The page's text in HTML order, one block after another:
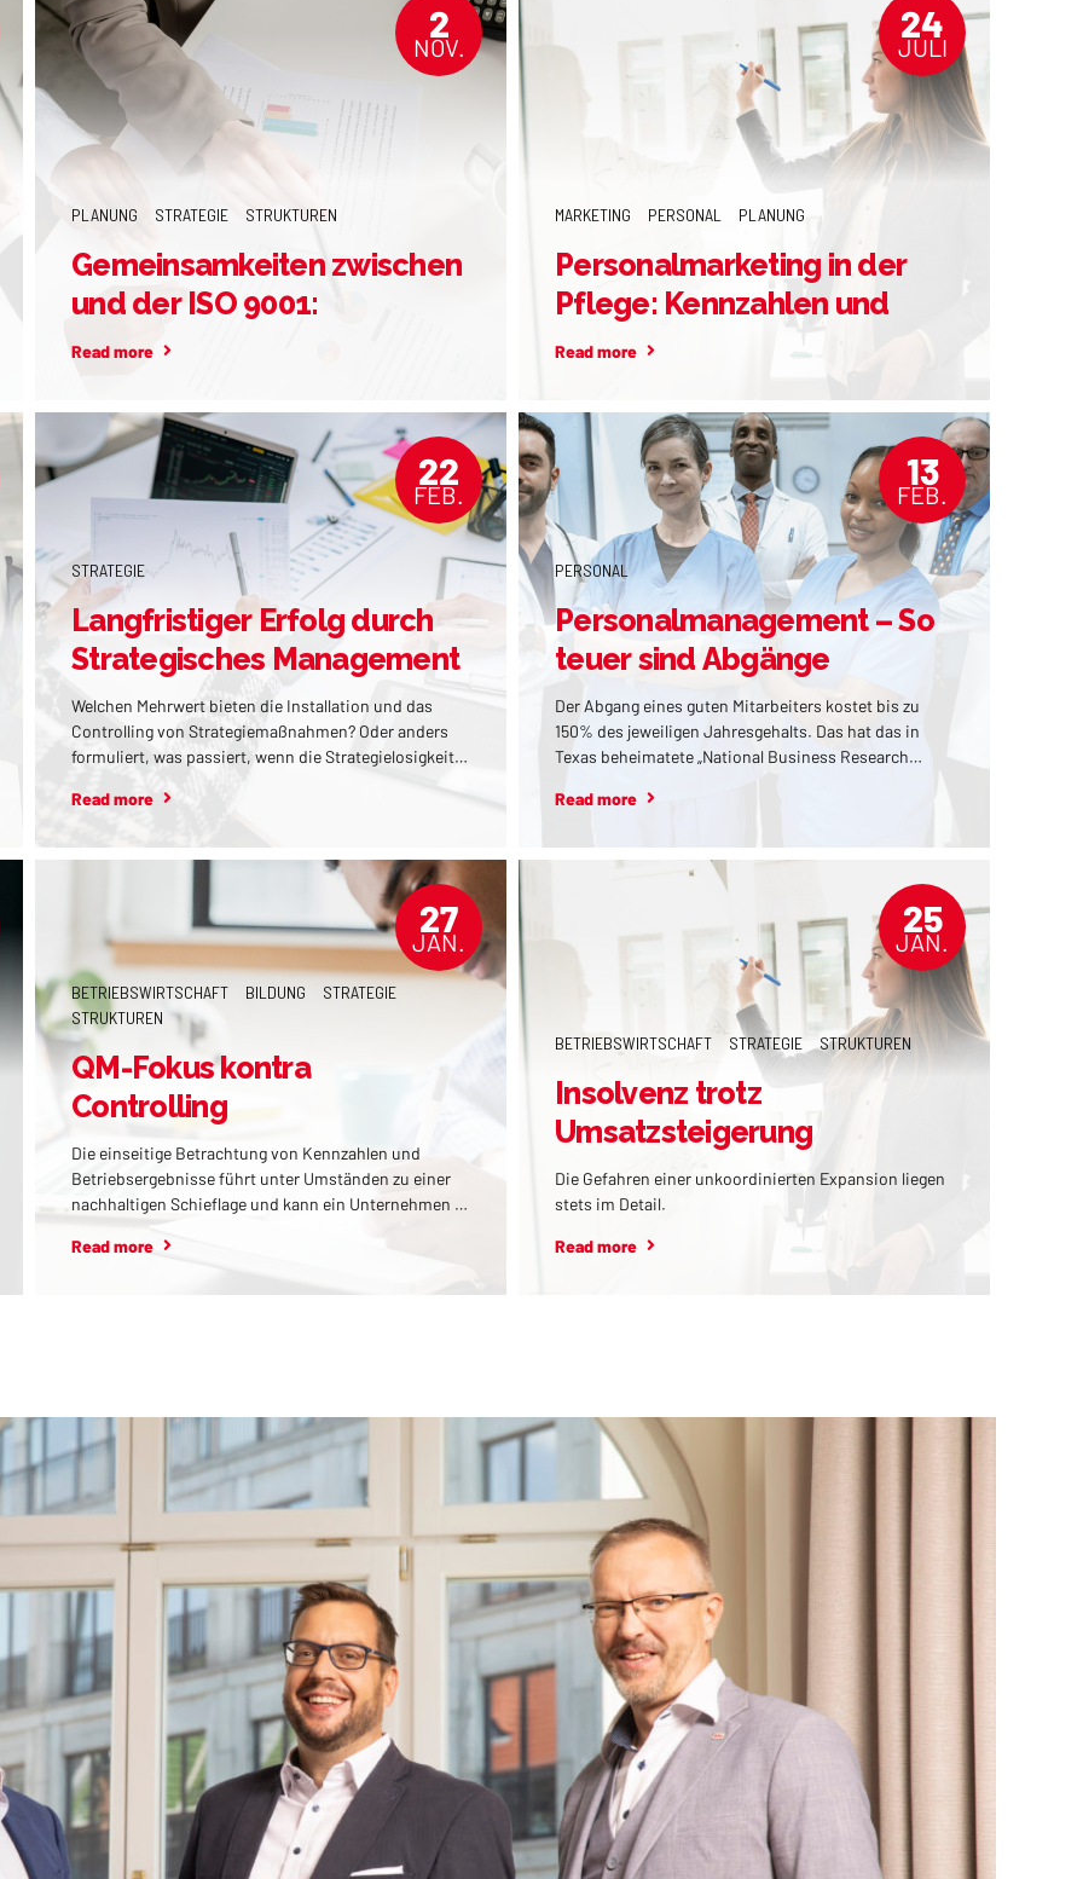
PLANUNG STRATEGIE STRUKTUREN
2
NOV.
Gemeinsamkeiten zwischen KTQ
und der ISO 9001:
Qualitätsmanagementstandards
Read more
MARKETING PERSONAL PLANUNG
24
JULI
Personalmarketing in der
Pflege: Kennzahlen und
Strategien
Read more
STRATEGIE
22
FEB.
Langfristiger Erfolg durch
Strategisches Management
Welchen Mehrwert bieten die Installation und das
Controlling von Strategiemaßnahmen? Oder anders
formuliert, was passiert, wenn die Strategielosigkeit
Read more
PERSONAL
13
FEB.
Personalmanagement – So
teuer sind Abgänge
Der Abgang eines guten Mitarbeiters kostet bis zu
150% des jeweiligen Jahresgehalts. Das hat das in
Texas beheimatete „National Business Research
ein qualitativ ausgerichtetes strategisches
Read more
BETRIEBSWIRTSCHAFT BILDUNG
STRATEGIE
STRUKTUREN
27
JAN.
QM-Fokus kontra
Controlling
Die einseitige Betrachtung von Kennzahlen und
Betriebsergebnisse führt unter Umständen zu einer
nachhaltigen Schieflage und kann ein Unternehmen in
Read more
BETRIEBSWIRTSCHAFT STRATEGIE STRUKTUREN
25
JAN.
Insolvenz trotz
Umsatzsteigerung
Die Gefahren einer unkoordinierten Expansion liegen
stets im Detail.
Read more